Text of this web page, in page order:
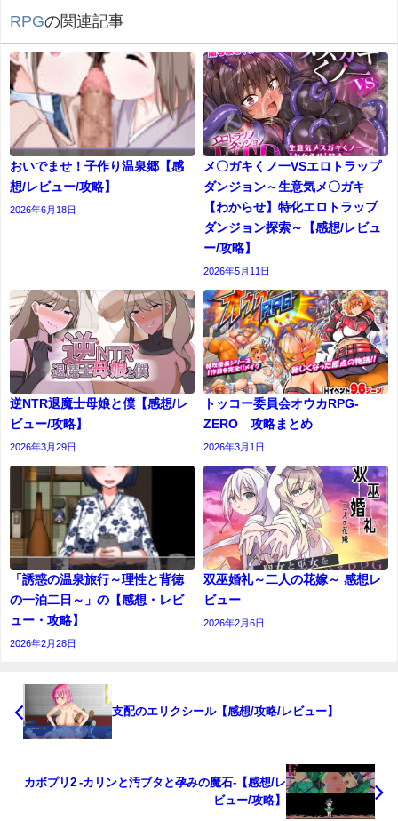
RPGの関連記事
おいでませ！子作り温泉郷【感
想/レビュー/攻略】
2026年6月18日
メ〇ガキくノ一VSエロトラップ
ダンジョン～生意気メ〇ガキ
【わからせ】特化エロトラップ
ダンジョン探索～【感想/レビュ
ー/攻略】
2026年5月11日
逆NTR退魔士母娘と僕【感想/レ
ビュー/攻略】
2026年3月29日
トッコー委員会オウカRPG-
ZERO 攻略まとめ
2026年3月1日
「誘惑の温泉旅行～理性と背徳
の一泊二日～」の【感想・レビ
ュー・攻略】
2026年2月28日
双巫婚礼～二人の花嫁～ 感想レ
ビュー
2026年2月6日
支配のエリクシール【感想/攻略/レビュー】
カボプリ2 -カリンと汚ブタと孕みの魔石-【感想/レ
ビュー/攻略】